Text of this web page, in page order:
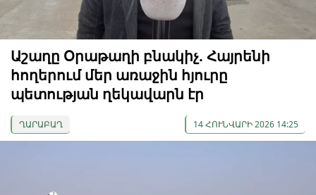
Աշաղը Օրաթաղի բնակիչ. Հայրենի
հողերում մեր առաջին հյուրը
պետության ղեկավարն էր
ՂԱՐԱԲԱՂ 14 ՀՈՒՆՎԱՐԻ 2026 14:25